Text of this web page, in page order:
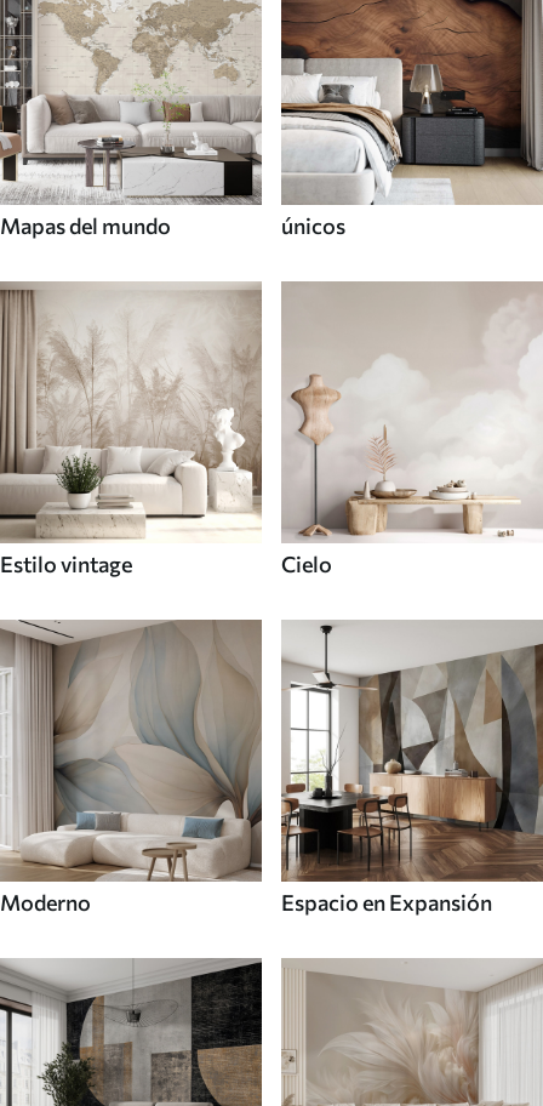
Mapas del mundo únicos
Estilo vintage Cielo
Moderno Espacio en Expansión